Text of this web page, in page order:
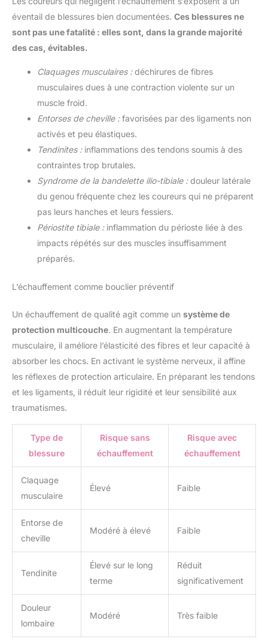
éventail de blessures bien documentées. Ces blessures ne
sont pas une fatalité : elles sont, dans la grande majorité
des cas, évitables.
Claquages musculaires :déchirures de fibres
musculaires dues à une contraction violente sur un
muscle froid.
Entorses de cheville :favorisées par des ligaments non
activés et peu élastiques.
Tendinites :inflammations des tendons soumis à des
contraintes trop brutales.
Syndrome de la bandelette ilio-tibiale :douleur latérale
du genou fréquente chez les coureurs qui ne préparent
pas leurs hanches et leurs fessiers.
Périostite tibiale :inflammation du périoste liée à des
impacts répétés sur des muscles insuffisamment
préparés.
L’échauffement comme bouclier préventif
Un échauffement de qualité agit comme un système de
protection multicouche. En augmentant la température
musculaire, il améliore l’élasticité des fibres et leur capacité à
absorber les chocs. En activant le système nerveux, il affine
les réflexes de protection articulaire. En préparant les tendons
et les ligaments, il réduit leur rigidité et leur sensibilité aux
traumatismes.
Type de
blessure
Risque sans
échauffement
Risque avec
échauffement
Claquage
musculaire
Élevé Faible
Entorse de
cheville
Modéré à élevé Faible
Tendinite
Élevé sur le long
terme
Réduit
significativement
Douleur
lombaire
Modéré Très faible